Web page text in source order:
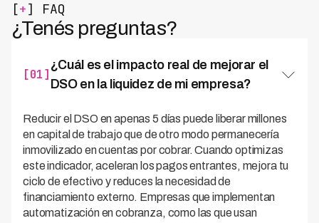
[+] FAQ
¿Tenés preguntas?
[01]
¿Cuál es el impacto real de mejorar el
DSO en la liquidez de mi empresa?
Reducir el DSO en apenas 5 días puede liberar millones
en capital de trabajo que de otro modo permanecería
inmovilizado en cuentas por cobrar. Cuando optimizas
este indicador, aceleran los pagos entrantes, mejora tu
ciclo de efectivo y reduces la necesidad de
financiamiento externo. Empresas que implementan
automatización en cobranza, como las que usan